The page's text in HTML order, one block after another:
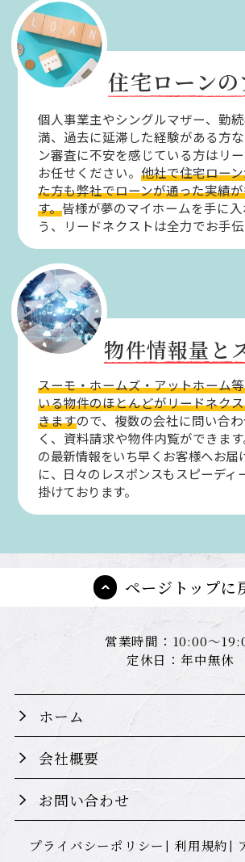
住宅ローンの
個人事業主やシングルマザー、勤
満、過去に延滞した経験がある方
ン審査に不安を感じている方はリ
お任せください。他社で住宅ロー
た方も弊社でローンが通った実績
す。皆様が夢のマイホームを手に
う、リードネクストは全力でお手伝
物件情報量と
スーモ・ホームズ・アットホーム
いる物件のほとんどがリードネク
きますので、複数の会社に問い合
く、資料請求や物件内覧ができます
の最新情報をいち早くお客様へお届
に、日々のレスポンスもスピーディ
掛けております。
ページトップに
営業時間：10:00～
定休日：年中無休
ホーム
会社概要
お問い合わせ
プライバシーポリシー 利用規約